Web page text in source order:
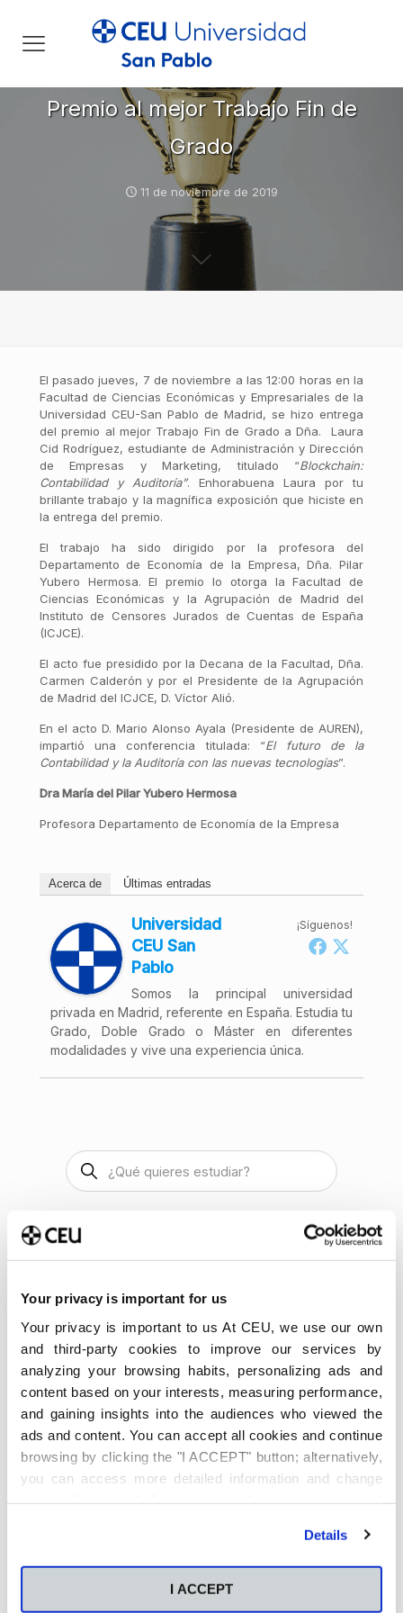
Your privacy is important for us
Your privacy is important to us At CEU, we use our own
and third-party cookies to improve our services by
analyzing your browsing habits, personalizing ads and
content based on your interests, measuring performance,
and gaining insights into the audiences who viewed the
ads and content. You can accept all cookies and continue
browsing by clicking the "I ACCEPT" button; alternatively,
you can access more detailed information and change
Details
I ACCEPT
Premio al mejor Trabajo Fin de
Grado
11 de noviembre de 2019
El pasado jueves, 7 de noviembre a las 12:00 horas en la
Facultad de Ciencias Económicas y Empresariales de la
Universidad CEU-San Pablo de Madrid, se hizo entrega
del premio al mejor Trabajo Fin de Grado a Dña. Laura
Cid Rodríguez, estudiante de Administración y Dirección
de Empresas y Marketing, titulado “Blockchain:
Contabilidad y Auditoría”. Enhorabuena Laura por tu
brillante trabajo y la magnífica exposición que hiciste en
la entrega del premio.
El trabajo ha sido dirigido por la profesora del
Departamento de Economía de la Empresa, Dña. Pilar
Yubero Hermosa. El premio lo otorga la Facultad de
Ciencias Económicas y la Agrupación de Madrid del
Instituto de Censores Jurados de Cuentas de España
(ICJCE).
El acto fue presidido por la Decana de la Facultad, Dña.
Carmen Calderón y por el Presidente de la Agrupación
de Madrid del ICJCE, D. Víctor Alió.
En el acto D. Mario Alonso Ayala (Presidente de AUREN),
impartió una conferencia titulada: “El futuro de la
Contabilidad y la Auditoría con las nuevas tecnologías”.
Dra María del Pilar Yubero Hermosa
Profesora Departamento de Economía de la Empresa
Acerca de Últimas entradas
¡Síguenos!
Universidad
CEU San
Pablo
Somos la principal universidad
privada en Madrid, referente en España. Estudia tu
Grado, Doble Grado o Máster en diferentes
modalidades y vive una experiencia única.
Últimas publicaciones
Método Pomodoro para
estudiar: Cómo aplicarlo en
la universidad y cuándo no
funciona
6 de agosto de 2026
Qué es y cómo está
transformando el análisis
predictivo la sostenibilidad
empresarial
entre tus opciones finalistas